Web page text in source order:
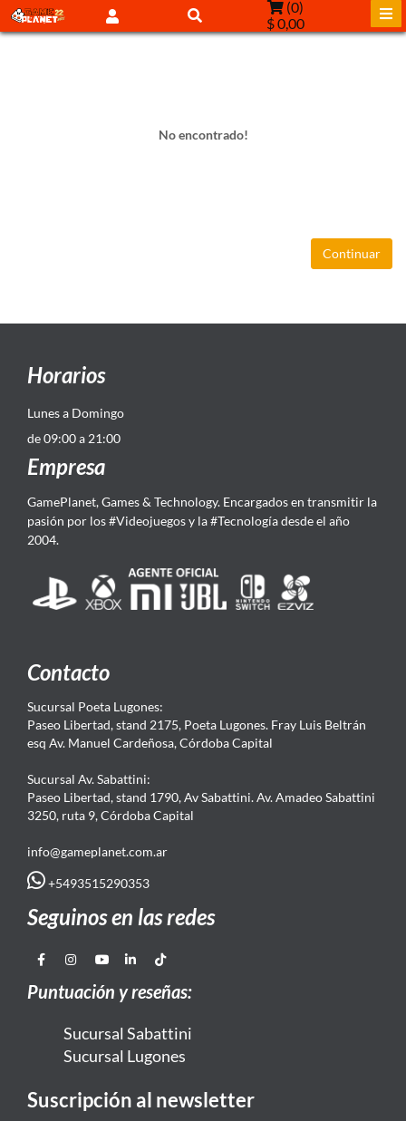
(0)
$ 0,00
No encontrado!
Continuar
Horarios
Lunes a Domingo
de 09:00 a 21:00
Empresa
GamePlanet, Games & Technology. Encargados en transmitir la
pasión por los #Videojuegos y la #Tecnología desde el año
2004.
Contacto
Sucursal Poeta Lugones:
Paseo Libertad, stand 2175, Poeta Lugones. Fray Luis Beltrán
esq Av. Manuel Cardeñosa, Córdoba Capital
Sucursal Av. Sabattini:
Paseo Libertad, stand 1790, Av Sabattini. Av. Amadeo Sabattini
3250, ruta 9, Córdoba Capital
info@gameplanet.com.ar
+5493515290353
Seguinos en las redes
Puntuación y reseñas:
Sucursal Sabattini
Sucursal Lugones
Suscripción al newsletter